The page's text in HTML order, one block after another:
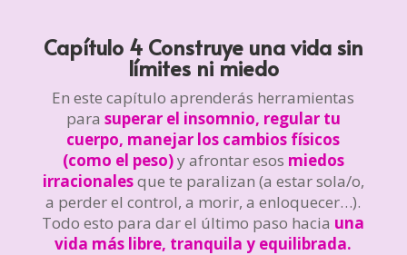
Capítulo 4 Construye una vida sin
límites ni miedo
En este capítulo aprenderás herramientas
para superar el insomnio, regular tu
cuerpo, manejar los cambios físicos
(como el peso)y afrontar esos miedos
irracionalesque te paralizan (a estar sola/o,
a perder el control, a morir, a enloquecer…).
Todo esto para dar el último paso hacia una
vida más libre, tranquila y equilibrada.